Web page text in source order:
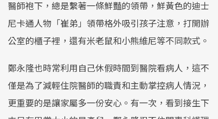
醫師袍下，總是繫著一條鮮豔的領帶，鮮黃色的迪士
尼卡通人物「崔弟」領帶格外吸引孩子注意，打開辦
公室的櫃子裡，還有米老鼠和小熊維尼等不同款式。
鄭永隆也時常利用自己休假時間到醫院看病人，這不
僅是為了減輕住院醫師的職責和主動掌控病人情況，
更重要的是讓家屬多一份安心。有一次，看到接生下